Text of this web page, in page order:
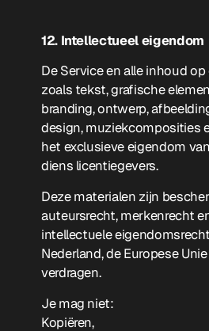
12. Intellectueel eigendom
De Service en alle inhoud
zoals tekst, grafische
branding, ontwerp,
design, muziekcomposities
het exclusieve eigendom
diens licentiegevers.
Deze materialen zijn
auteursrecht, merkenrecht
intellectuele
Nederland, de Europese
verdragen.
Je mag niet:
Kopiëren,